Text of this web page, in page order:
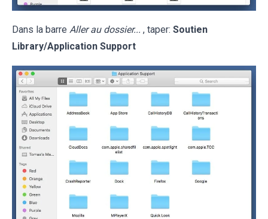
Dans la barre Aller au dossier... , taper: Soutien
Library/Application Support